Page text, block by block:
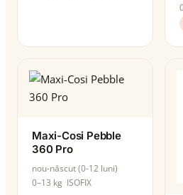
Maxi-Cosi Pebble
360 Pro
nou-născut (0-12 luni)
0–13 kg ISOFIX